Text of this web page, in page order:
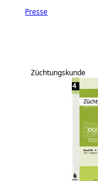
Presse
Züchtungskunde